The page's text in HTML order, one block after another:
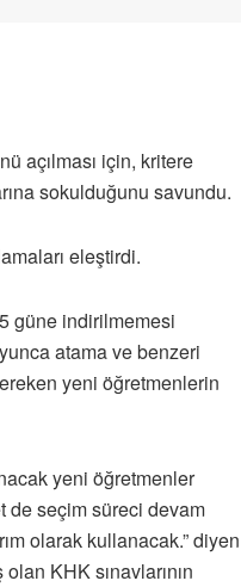
açılması için, kritere
sokulduğunu savundu.
eleştirdi.
güne indirilmemesi
atama ve benzeri
yeni öğretmenlerin
yeni öğretmenler
de seçim süreci devam
olarak kullanacak.” diyen
KHK sınavlarının